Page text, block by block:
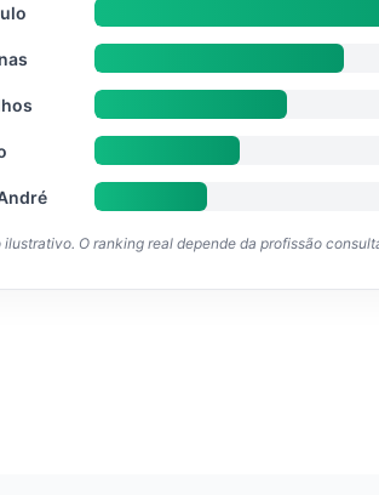
ilustrativo. O ranking real depende da profissão